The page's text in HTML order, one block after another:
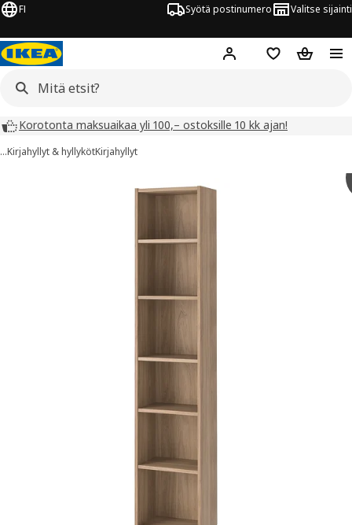
FI Syötä postinumero Valitse sijainti
Hej! Kirjaudu sisään
Suosikit
Korotonta maksuaikaa yli 100,– ostoksille 10 kk ajan!
…Kirjahyllyt & hyllykötKirjahyllyt